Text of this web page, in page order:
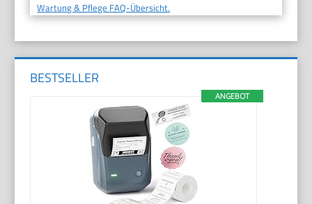
Wartung & Pflege FAQ-Übersicht.
BESTSELLER
ANGEBOT